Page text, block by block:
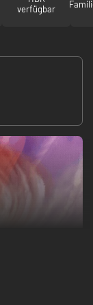
verfügbar